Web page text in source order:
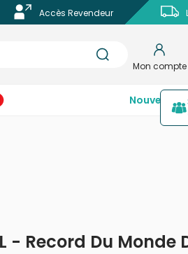
Accès Revendeur
Mon compte
- Record Du Monde